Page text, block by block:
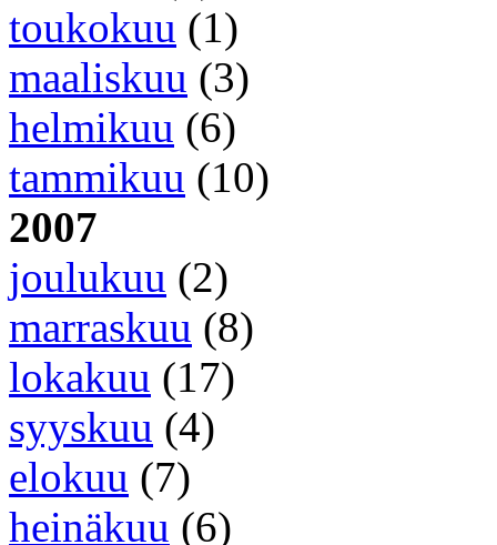
toukokuu (1)
maaliskuu (3)
helmikuu (6)
tammikuu (10)
2007
joulukuu (2)
marraskuu (8)
lokakuu (17)
syyskuu (4)
elokuu (7)
heinäkuu (6)